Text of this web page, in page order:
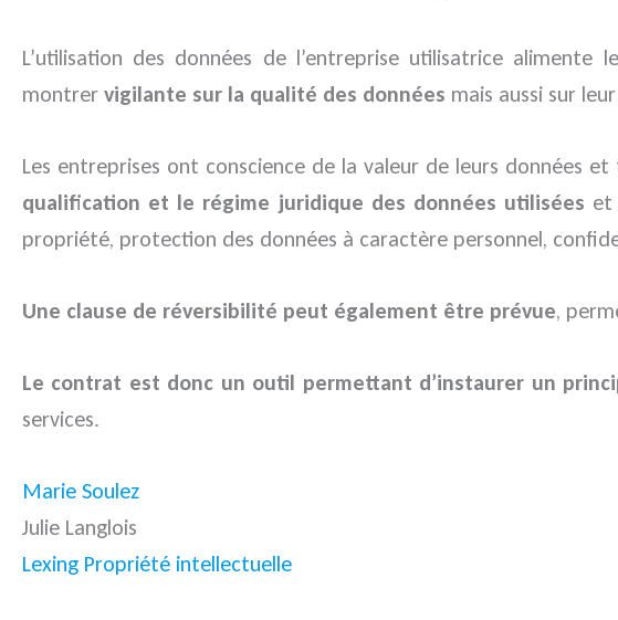
L’utilisation des données de l’entreprise utilisatrice
montrer vigilante sur la qualité des données mais aussi sur
Les entreprises ont conscience de la valeur de leurs données
qualification et le régime juridique des données utilisées et
propriété, protection des données à caractère personnel,
Une clause de réversibilité peut également être prévue,
Le contrat est donc un outil permettant d’instaurer un
services.
Marie Soulez
Julie Langlois
Lexing Propriété intellectuelle